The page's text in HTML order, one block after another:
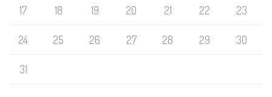
17 18 19 20 21 22 23
24 25 26 27 28 29 30
31